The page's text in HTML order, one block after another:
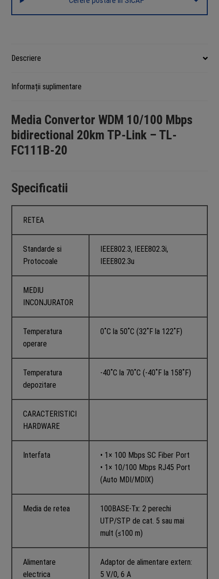
Descriere
Informații suplimentare
Media Convertor WDM 10/100 Mbps
bidirectional 20km TP-Link – TL-
FC111B-20
Specificatii
RETEA
Standarde si
Protocoale
IEEE802.3, IEEE802.3i,
IEEE802.3u
MEDIU
INCONJURATOR
Temperatura
operare
0˚C la 50˚C (32˚F la 122˚F)
Temperatura
depozitare
-40˚C la 70˚C (-40˚F la 158˚F)
CARACTERISTICI
HARDWARE
Interfata
• 1× 100 Mbps SC Fiber Port
• 1× 10/100 Mbps RJ45 Port
(Auto MDI/MDIX)
Media de retea
100BASE-Tx: 2 perechi
UTP/STP de cat. 5 sau mai
mult (≤100 m)
Alimentare
electrica
Adaptor de alimentare extern:
5 V/0, 6 A